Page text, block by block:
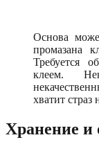
Основа
промазана
Требуется
клеем.
хватит страз
Хранение и